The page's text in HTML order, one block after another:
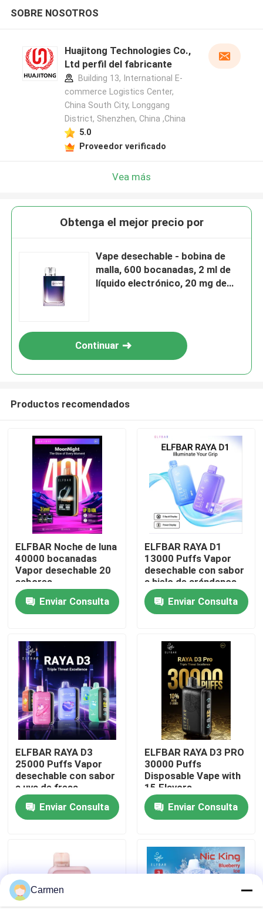
Inicio
Productos
Videos
Sobre nosotros
Visita a la fábrica
Control de Calidad
Contacto
Vozol Vape
ELFBAR Vape
SOBRE NOSOTROS
Huajitong Technologies Co.,
Ltd perfil del fabricante
Building 13, International E-
commerce Logistics Center,
China South City, Longgang
District, Shenzhen, China ,China
5.0
Proveedor verificado
Vea más
Obtenga el mejor precio por
Vape desechable - bobina de
malla, 600 bocanadas, 2 ml de
líquido electrónico, 20 mg de
Continuar
Productos recomendados
ELFBAR Noche de luna
40000 bocanadas
Vapor desechable 20
sabores
Enviar Consulta
ELFBAR RAYA D1
13000 Puffs Vapor
desechable con sabor
a hielo de arándanos
Enviar Consulta
ELFBAR RAYA D3
25000 Puffs Vapor
desechable con sabor
a uva de fresa
Enviar Consulta
ELFBAR RAYA D3 PRO
30000 Puffs
Disposable Vape with
15 Flavors
Enviar Consulta
Carmen